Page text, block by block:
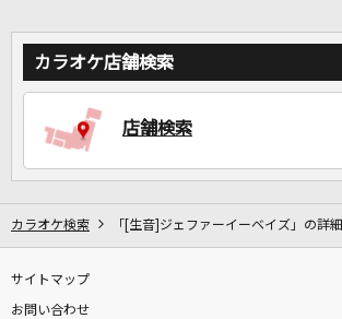
自宅でカラオケ歌い放題！
カラオケ店舗検索
店舗検索
カラオケ検索 「[生音]ジェファーイーベイズ」の詳細
サイトマップ
お問い合わせ